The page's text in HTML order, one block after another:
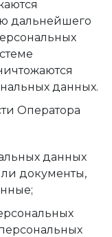
дальнейшего
данных.
Оператора
данных
документы,